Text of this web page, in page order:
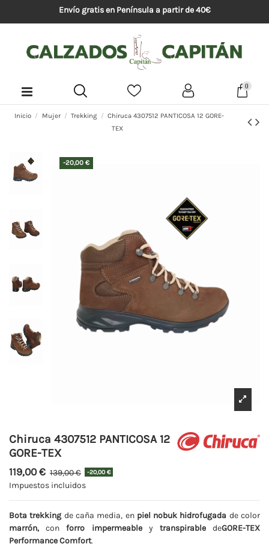
Envío gratis en Península a partir de 40€
0
Inicio Mujer Trekking
Chiruca 4307512 PANTICOSA 12 GORE-
TEX
-20,00 €
Chiruca 4307512 PANTICOSA 12
GORE-TEX
119,00 € 139,00 € -20,00 €
Impuestos incluidos
Bota trekking de caña media, en piel nobuk hidrofugada de color
marrón, conforro impermeable y transpirabledeGORE-TEX
Performance Comfort.